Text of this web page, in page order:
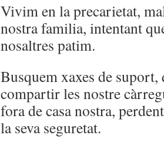
Vivim en la precarietat,
nostra familia, intentant
nosaltres patim.
Busquem xaxes de
compartir les nostre
fora de casa nostra,
la seva seguretat.